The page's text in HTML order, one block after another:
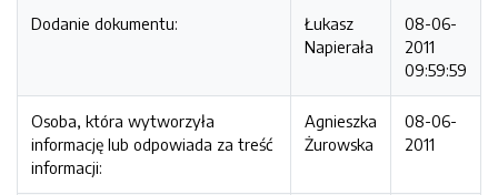
Dodanie dokumentu:
Łukasz
Napierała
08-06-
2011
09:59:59
Osoba, która wytworzyła
informację lub odpowiada za treść
informacji:
Agnieszka
Żurowska
08-06-
2011